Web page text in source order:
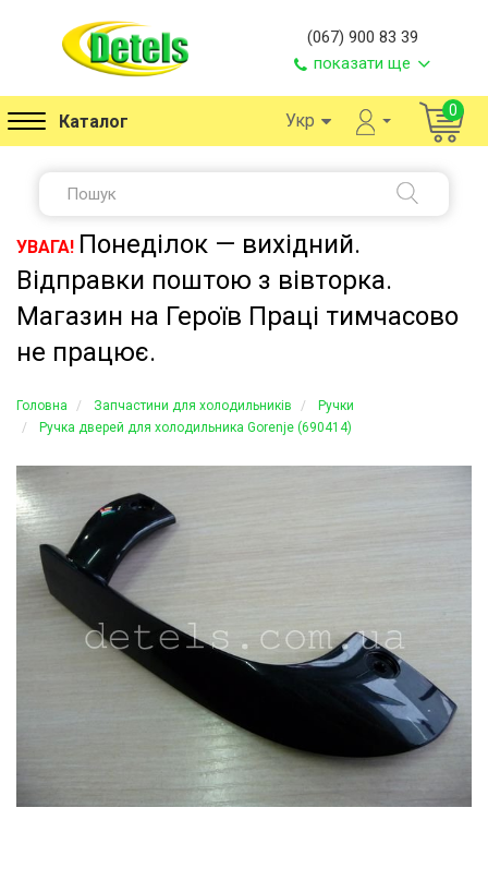
(067) 900 83 39
показати ще
Каталог Укр 0
УВАГА! Понеділок — вихідний.
Відправки поштою з вівторка.
Магазин на Героїв Праці тимчасово
не працює.
Головна Запчастини для холодильників
Ручки
Ручка дверей для холодильника Gorenje (690414)